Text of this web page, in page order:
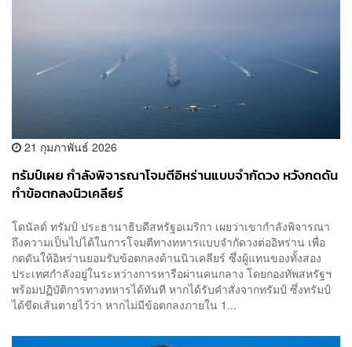
21 กุมภาพันธ์ 2026
ทรัมป์เผย กำลังพิจารณาโจมตีอิหร่านแบบจำกัดวง หวังกดดัน
ทำข้อตกลงนิวเคลียร์
โดนัลด์ ทรัมป์ ประธานาธิบดีสหรัฐอเมริกา เผยว่าเขากำลังพิจารณา
ถึงความเป็นไปได้ในการโจมตีทางทหารแบบจำกัดวงต่ออิหร่าน เพื่อ
กดดันให้อิหร่านยอมรับข้อตกลงด้านนิวเคลียร์ ซึ่งผู้แทนของทั้งสอง
ประเทศกำลังอยู่ในระหว่างการหารือผ่านคนกลาง โดยกองทัพสหรัฐฯ
พร้อมปฏิบัติการทางทหารได้ทันที หากได้รับคำสั่งจากทรัมป์ ซึ่งทรัมป์
ได้ขีดเส้นตายไว้ว่า หากไม่มีข้อตกลงภายใน 1...